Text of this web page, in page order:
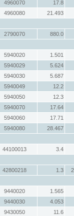
4960070
17.8
4960080
21.493
2790070
880.0
5940020
1.501
5940029
5.624
5940030
5.687
5940049
12.2
5940050
12.3
5940070
17.64
5940060
17.71
5940080
28.467
44100013
3.4
42800218 1.3
9440020
1.565
9440030
4.053
9430050
11.6